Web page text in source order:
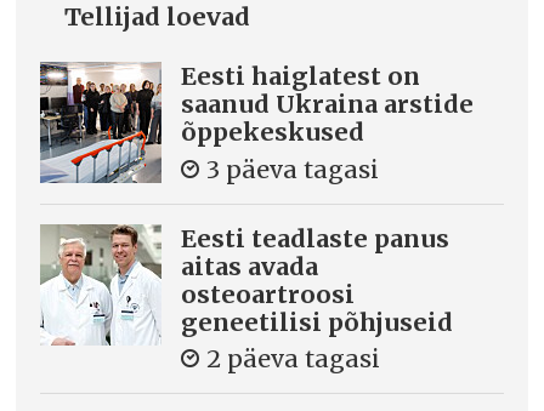
Tellijad loevad
Eesti haiglatest on
saanud Ukraina arstide
õppekeskused
3 päeva tagasi
Eesti teadlaste panus
aitas avada
osteoartroosi
geneetilisi põhjuseid
2 päeva tagasi